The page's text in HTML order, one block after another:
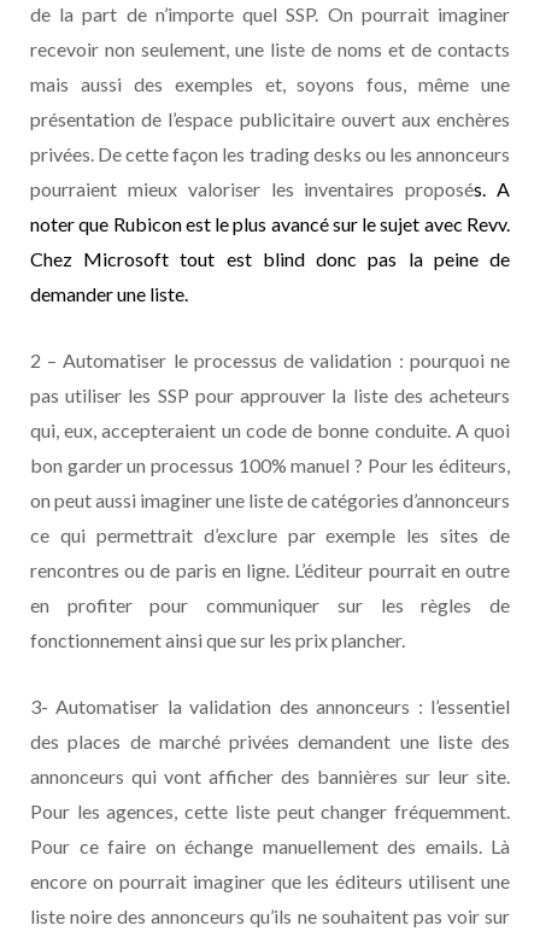
de la part de n’importe quel SSP. On pourrait imaginer
recevoir non seulement, une liste de noms et de contacts
mais aussi des exemples et, soyons fous, même une
présentation de l’espace publicitaire ouvert aux enchères
privées. De cette façon les trading desks ou les annonceurs
pourraient mieux valoriser les inventaires proposés. A
noter que Rubicon est le plus avancé sur le sujet avec Revv.
Chez Microsoft tout est blind donc pas la peine de
demander une liste.
2 – Automatiser le processus de validation : pourquoi ne
pas utiliser les SSP pour approuver la liste des acheteurs
qui, eux, accepteraient un code de bonne conduite. A quoi
bon garder un processus 100% manuel ? Pour les éditeurs,
on peut aussi imaginer une liste de catégories d’annonceurs
ce qui permettrait d’exclure par exemple les sites de
rencontres ou de paris en ligne. L’éditeur pourrait en outre
en profiter pour communiquer sur les règles de
fonctionnement ainsi que sur les prix plancher.
3- Automatiser la validation des annonceurs : l’essentiel
des places de marché privées demandent une liste des
annonceurs qui vont afficher des bannières sur leur site.
Pour les agences, cette liste peut changer fréquemment.
Pour ce faire on échange manuellement des emails. Là
encore on pourrait imaginer que les éditeurs utilisent une
liste noire des annonceurs qu’ils ne souhaitent pas voir sur